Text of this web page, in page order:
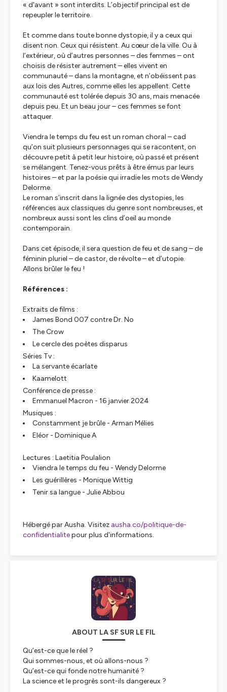
« d'avant » sont interdits. L’objectif principal est de
repeupler le territoire.
Et comme dans toute bonne dystopie, il y a ceux qui
disent non. Ceux qui résistent. Au cœur de la ville. Ou à
l’extérieur, où d’autres personnes – des femmes – ont
choisis de résister autrement – elles vivent en
communauté – dans la montagne, et n’obéissent pas
aux lois des Autres, comme elles les appellent. Cette
communauté est tolérée depuis 30 ans, mais menacée
depuis peu. Et un beau jour – ces femmes se font
attaquer.
Viendra le temps du feu est un roman choral – cad
qu’on suit plusieurs personnages qui se racontent, on
découvre petit à petit leur histoire, où passé et présent
se mélangent. Tenez-vous prêts à être émus par leurs
histoires – et par la poésie qui irradie les mots de Wendy
Delorme.
Le roman s’inscrit dans la lignée des dystopies, les
références aux classiques du genre sont nombreuses, et
nombreux aussi sont les clins d’oeil au monde
contemporain.
Dans cet épisode, il sera question de feu et de sang – de
féminin pluriel – de castor, de révolte – et d’utopie.
Allons brûler le feu !
Références :
Extraits de films :
James Bond 007 contre Dr. No
The Crow
Le cercle des poètes disparus
Séries Tv :
La servante écarlate
Kaamelott
Conférence de presse :
Emmanuel Macron - 16 janvier 2024
Musiques :
Constamment je brûle - Arman Mélies
Eléor - Dominique A
Lectures : Laetitia Poulalion
Viendra le temps du feu - Wendy Delorme
Les guérillères - Monique Wittig
Tenir sa langue - Julie Abbou
Hébergé par Ausha. Visitez ausha.co/politique-de-
confidentialitepour plus d'informations.
ABOUT LA SF SUR LE FIL
Qu’est-ce que le réel ?
Qui sommes-nous, et où allons-nous ?
Qu’est-ce qui fonde notre humanité ?
La science et le progrès sont-ils dangereux ?